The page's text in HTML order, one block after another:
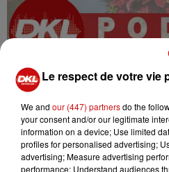
humour radio
langue
alsace
Le respect de votre vie
We and our (447) partnersdo the
your consent and/or our legitimate
information on a device; Use limited
profiles for personalised advertising;
advertising; Measure advertising
performance; Understand audiences